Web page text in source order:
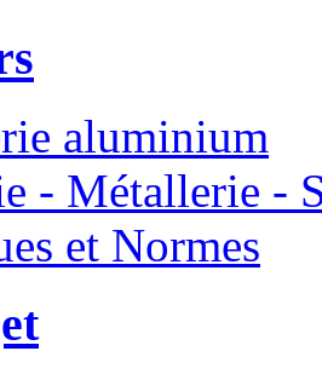
aluminium
- Métallerie -
et Normes